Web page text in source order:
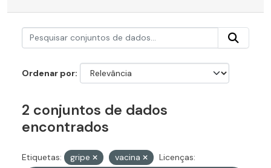
Ordenar por
2 conjuntos de dados
encontrados
Etiquetas: gripe vacina
Licenças: